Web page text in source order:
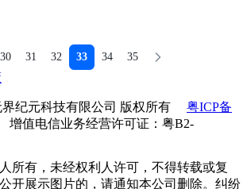
30 31 32 33 34 35
界纪元科技有限公司 版权所有 粤ICP备
值电信业务经营许可证：粤B2-
所有，未经权利人许可，不得转载或复
开展示图片的，请通知本公司删除。纠纷